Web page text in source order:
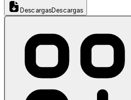
DescargasDescargas